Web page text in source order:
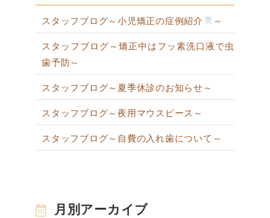
スタッフブログ～小児矯正の症例紹介
～
スタッフブログ～矯正中はフッ素洗口液で虫
歯予防～
スタッフブログ～夏季休診のお知らせ～
スタッフブログ～夜用マウスピース～
スタッフブログ～自費の入れ歯について～
月別アーカイブ